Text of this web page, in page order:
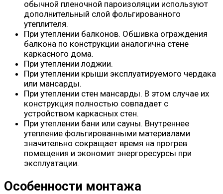
обычной пленочной пароизоляции используют
дополнительный слой фольгированного
утеплителя.
При утеплении балконов. Обшивка ограждения
балкона по конструкции аналогична стене
каркасного дома.
При утеплении лоджии.
При утеплении крыши эксплуатируемого чердака
или мансарды.
При утеплении стен мансарды. В этом случае их
конструкция полностью совпадает с
устройством каркасных стен.
При утеплении бани или сауны. Внутреннее
утепление фольгированными материалами
значительно сокращает время на прогрев
помещения и экономит энергоресурсы при
эксплуатации.
Особенности монтажа